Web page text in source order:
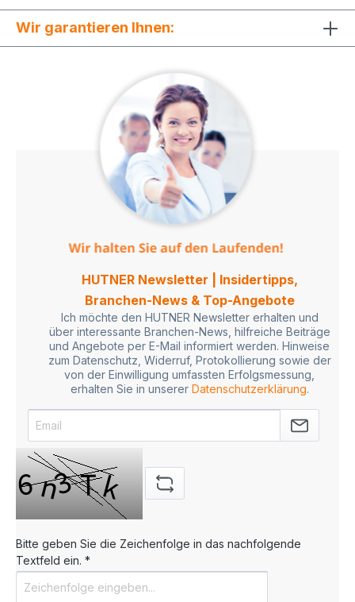
Wir garantieren Ihnen:
HUTNER Newsletter | Insidertipps,
Branchen-News & Top-Angebote
Ich möchte den HUTNER Newsletter erhalten und
über interessante Branchen-News, hilfreiche Beiträge
und Angebote per E-Mail informiert werden. Hinweise
zum Datenschutz, Widerruf, Protokollierung sowie der
von der Einwilligung umfassten Erfolgsmessung,
erhalten Sie in unserer Datenschutzerklärung.
Bitte geben Sie die Zeichenfolge in das nachfolgende
Textfeld ein. *